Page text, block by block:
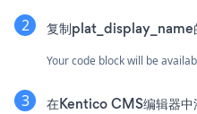
复制plat_display_name
Your code block will be
在Kentico CMS编辑器中